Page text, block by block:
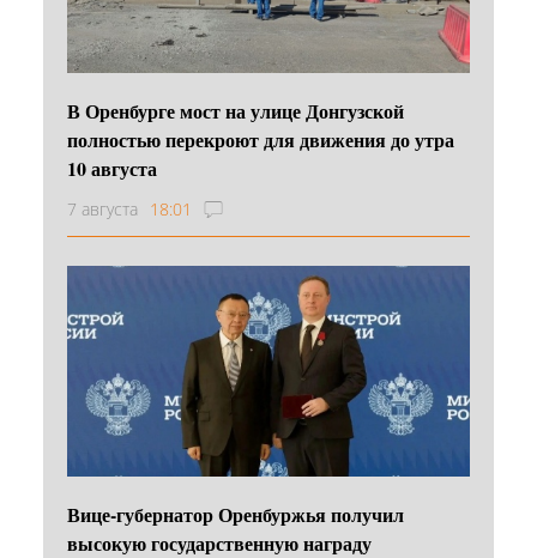
В Оренбурге мост на улице Донгузской
полностью перекроют для движения до утра
10 августа
7 августа 18:01
Вице-губернатор Оренбуржья получил
высокую государственную награду